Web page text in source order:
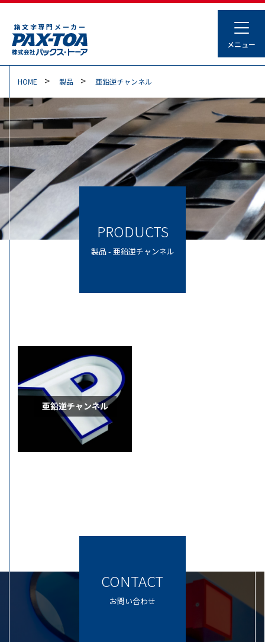
箱文字専門メーカー
HOME 製品 亜鉛逆チャンネル
PRODUCTS
製品 - 亜鉛逆チャンネル
亜鉛逆チャンネル
CONTACT
お問い合わせ